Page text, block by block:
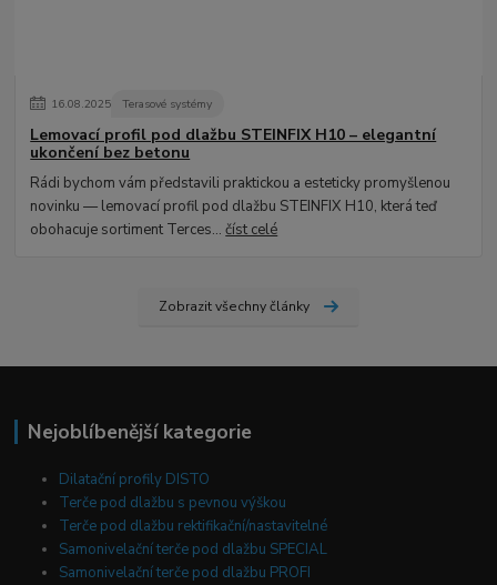
16.08.2025 Terasové systémy
Lemovací profil pod dlažbu STEINFIX H10 – elegantní
ukončení bez betonu
Rádi bychom vám představili praktickou a esteticky promyšlenou
novinku — lemovací profil pod dlažbu STEINFIX H10, která teď
obohacuje sortiment Terces...číst celé
Zobrazit všechny články
Nejoblíbenější kategorie
Dilatační profily DISTO
Terče pod dlažbu s pevnou výškou
Terče pod dlažbu rektifikační/nastavitelné
Samonivelační terče pod dlažbu SPECIAL
Samonivelační terče pod dlažbu PROFI